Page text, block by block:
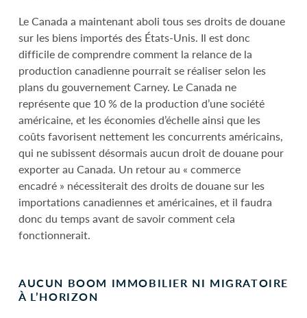
Le Canada a maintenant aboli tous ses droits de douane
sur les biens importés des États-Unis. Il est donc
difficile de comprendre comment la relance de la
production canadienne pourrait se réaliser selon les
plans du gouvernement Carney. Le Canada ne
représente que 10 % de la production d’une société
américaine, et les économies d’échelle ainsi que les
coûts favorisent nettement les concurrents américains,
qui ne subissent désormais aucun droit de douane pour
exporter au Canada. Un retour au « commerce
encadré » nécessiterait des droits de douane sur les
importations canadiennes et américaines, et il faudra
donc du temps avant de savoir comment cela
fonctionnerait.
AUCUN BOOM IMMOBILIER NI MIGRATOIRE
À L’HORIZON